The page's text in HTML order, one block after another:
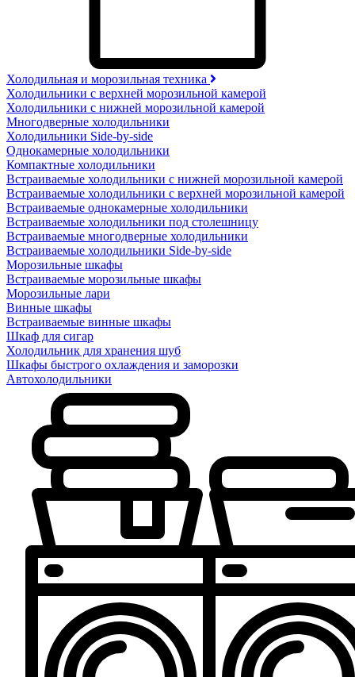
Холодильная и морозильная техника
Холодильники с верхней морозильной камерой
Холодильники с нижней морозильной камерой
Многодверные холодильники
Холодильники Side-by-side
Однокамерные холодильники
Компактные холодильники
Встраиваемые холодильники с нижней морозильной камерой
Встраиваемые холодильники с верхней морозильной камерой
Встраиваемые однокамерные холодильники
Встраиваемые холодильники под столешницу
Встраиваемые многодверные холодильники
Встраиваемые холодильники Side-by-side
Морозильные шкафы
Встраиваемые морозильные шкафы
Морозильные лари
Винные шкафы
Встраиваемые винные шкафы
Шкаф для сигар
Холодильник для хранения шуб
Шкафы быстрого охлаждения и заморозки
Автохолодильники